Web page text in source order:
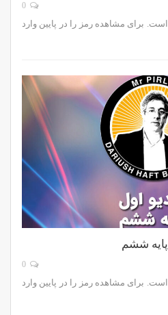
برای مشاهده رمز را در پایین وارد
ششم
برای مشاهده رمز را در پایین وارد